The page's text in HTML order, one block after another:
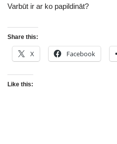
Varbūt ir ar ko papildināt?
Share this:
X Facebook
Like this: